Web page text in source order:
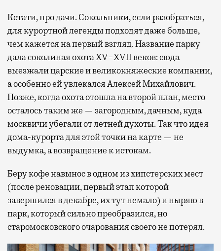
Кстати, про дачи. Сокольники, если разобраться,
для курортной легенды подходят даже больше,
чем кажется на первый взгляд. Название парку
дала соколиная охота XV−XVII веков: сюда
выезжали царские и великокняжеские компании,
а особенно ей увлекался Алексей Михайлович.
Позже, когда охота отошла на второй план, место
осталось таким же — загородным, дачным, куда
москвичи убегали от летней духоты. Так что идея
дома-курорта для этой точки на карте — не
выдумка, а возвращение к истокам.
Беру кофе навынос в одном из хипстерских мест
(после реновации, первый этап которой
завершился в декабре, их тут немало) и ныряю в
парк, который сильно преобразился, но
старомосковского очарования своего не потерял.